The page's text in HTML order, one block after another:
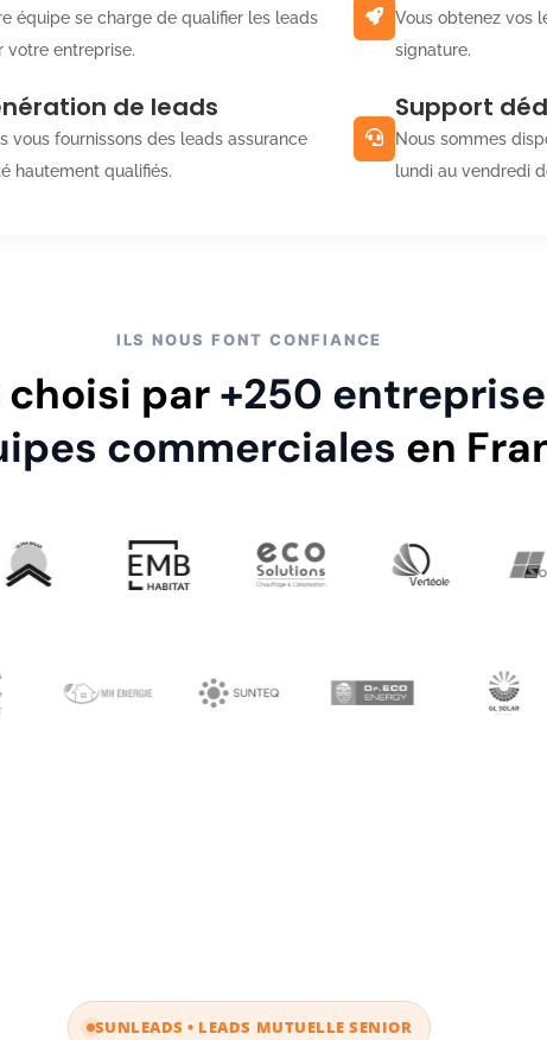
équipe se charge de qualifier les leads
votre entreprise.
de leads
vous fournissons des leads assurance
hautement qualifiés.
Vous obtenez vos
signature.
Support
Nous sommes
lundi au vendredi
ILS NOUS FONT CONFIANCE
choisi par+250
commerciales en
SUNLEADS • LEADS MUTUELLE SENIOR